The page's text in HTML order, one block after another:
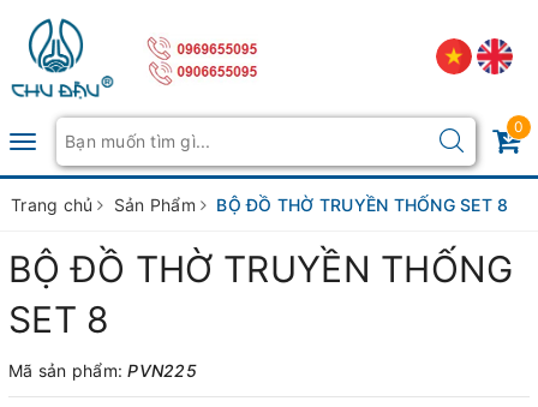
Toggle
navigation
0
Trang chủ Sản Phẩm BỘ ĐỒ THỜ TRUYỀN THỐNG SET 8
BỘ ĐỒ THỜ TRUYỀN THỐNG
SET 8
Mã sản phẩm:PVN225